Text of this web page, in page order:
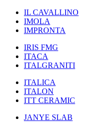
IL CAVALLINO
IMOLA
IMPRONTA
IRIS FMG
ITACA
ITALGRANITI
ITALICA
ITALON
ITT CERAMIC
JANYE SLAB